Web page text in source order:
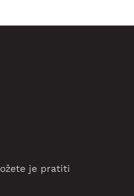
je pratiti